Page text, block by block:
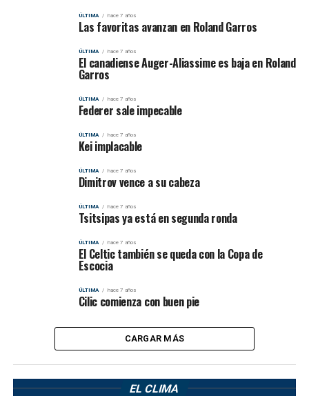
ÚLTIMA hace 7 años
Las favoritas avanzan en Roland Garros
ÚLTIMA hace 7 años
El canadiense Auger-Aliassime es baja en Roland
Garros
ÚLTIMA hace 7 años
Federer sale impecable
ÚLTIMA hace 7 años
Kei implacable
ÚLTIMA hace 7 años
Dimitrov vence a su cabeza
ÚLTIMA hace 7 años
Tsitsipas ya está en segunda ronda
ÚLTIMA hace 7 años
El Celtic también se queda con la Copa de
Escocia
ÚLTIMA hace 7 años
Cilic comienza con buen pie
CARGAR MÁS
EL CLIMA